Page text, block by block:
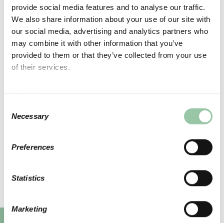
provide social media features and to analyse our traffic.
We also share information about your use of our site with
our social media, advertising and analytics partners who
may combine it with other information that you’ve
provided to them or that they’ve collected from your use
of their services.
Cookies >
Selection
Necessary
Preferences
Statistics
Marketing
ympäristöystävällisemmän kehityksen kannalta, koska
ne mahdollistavat uusiutuvan energian parhaiten
hyödyntävät ratkaisut ja vähentävät fossiilisten raaka-
aineiden käyttöä.
Jaa:
insinööriä
Sustainability